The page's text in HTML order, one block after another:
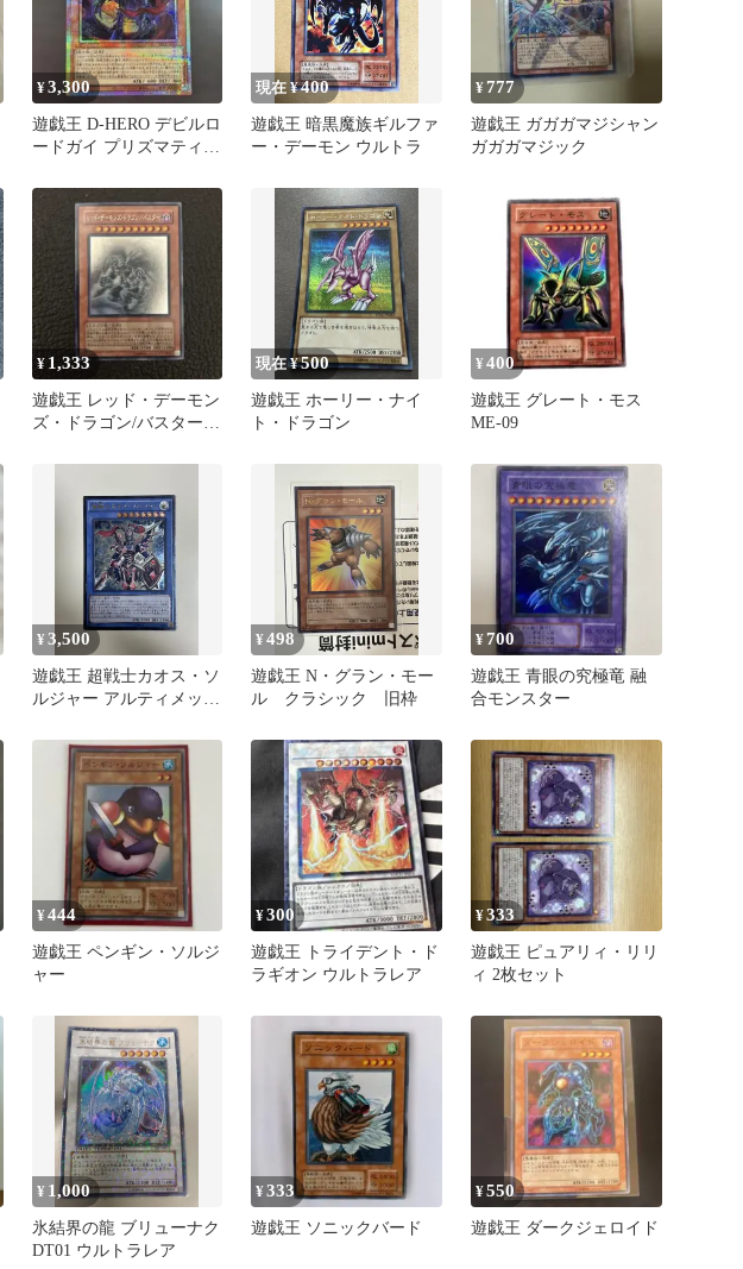
¥3,300
遊戯王 D-HERO デビルロ
ードガイ プリズマティッ
ド
現在 ¥400
遊戯王 暗黒魔族ギルファ
ー・デーモン ウルトラ
¥ 777
遊戯王 ガガガマジシャン
ガガガマジック
¥ 1,333
遊戯王 レッド・デーモン
ズ・ドラゴン/バスターホ
現在 ¥500
遊戯王 ホーリー・ナイ
ト・ドラゴン
¥ 400
遊戯王 グレート・モス
ME-09
¥3,500
遊戯王 超戦士カオス・ソ
ルジャー アルティメット
¥498
遊戯王 N・グラン・モー
ル クラシック 旧枠
¥700
遊戯王 青眼の究極竜 融
合モンスター
¥444
遊戯王 ペンギン・ソルジ
ャー
¥300
遊戯王 トライデント・ド
ラギオン ウルトラレア
¥333
遊戯王 ピュアリィ・リリ
ィ 2枚セット
¥ 1,000
氷結界の龍 ブリューナク
DT01 ウルトラレア
¥333
遊戯王 ソニックバード
¥550
遊戯王 ダークジェロイド